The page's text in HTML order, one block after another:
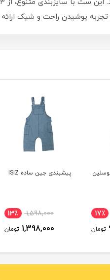
تجربه پوشیدن راحت و شیک
نخ موسلین
17٪
تومان
پیشبندی جین ساده ISIZ
1,598,000 13٪
1,398,000 تومان